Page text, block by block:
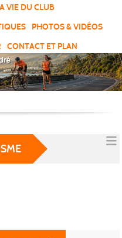
VIE DU CLUB
PHOTOS & VIDÉOS
CONTACT ET PLAN